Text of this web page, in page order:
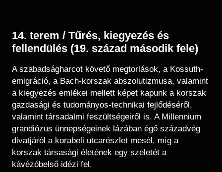
(HU)
Jegyárak
Látogatói információk
Önálló felfedezés
Csoportos látogatás
Családoknak
Vasúti kedvezmény
Múzeumpedagógia
Almenü megnyitása
Iskolások
Gyerekek
Családok
Felnőttek
Pedagógusok
Almenü megnyitása
Múzeumi élet / Rólunk
Önkéntesség
Iskolai közösségi szolgálat
OMMIK
Régészet
Tagintézmények
Felnőttképzés
Gyűjtemények
Régészeti Tár
Újkori Főosztály
Modernkori Főosztály
Képcsarnok
Történeti Fényképtár
Keresés
HU EN
14. terem / Tűrés, kiegyezés és
fellendülés (19. század második fele)
A szabadságharcot követő megtorlások, a Kossuth-
emigráció, a Bach-korszak abszolutizmusa, valamint
a kiegyezés emlékei mellett képet kapunk a korszak
gazdasági és tudományos-technikai fejlődéséről,
valamint társadalmi feszültségeiről is. A Millennium
grandiózus ünnepségeinek lázában égő századvég
divatjáról a korabeli utcarészlet mesél, míg a
korszak társasági életének egy szeletét a
kávézóbelső idézi fel.